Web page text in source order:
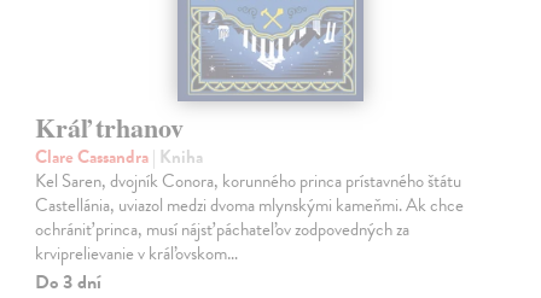
Kráľ trhanov
Clare Cassandra| Kniha
Kel Saren, dvojník Conora, korunného princa prístavného štátu
Castellánia, uviazol medzi dvoma mlynskými kameňmi. Ak chce
ochrániť princa, musí nájsť páchateľov zodpovedných za
krviprelievanie v kráľovskom…
Do 3 dní